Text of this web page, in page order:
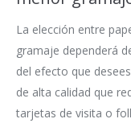
La elección entre
gramaje dependerá
del efecto que
de alta calidad que
tarjetas de visita o